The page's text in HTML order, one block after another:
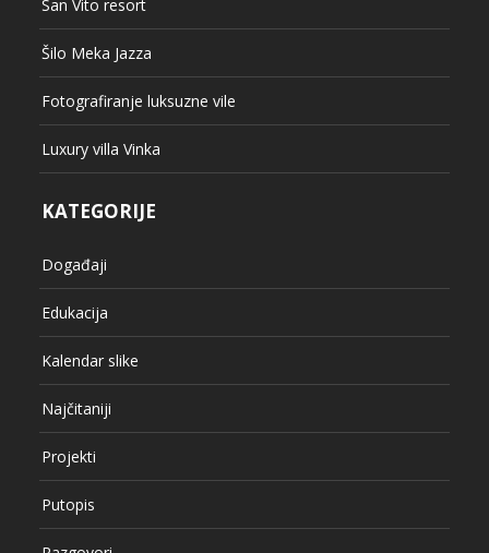
San Vito resort
Šilo Meka Jazza
Fotografiranje luksuzne vile
Luxury villa Vinka
KATEGORIJE
Događaji
Edukacija
Kalendar slike
Najčitaniji
Projekti
Putopis